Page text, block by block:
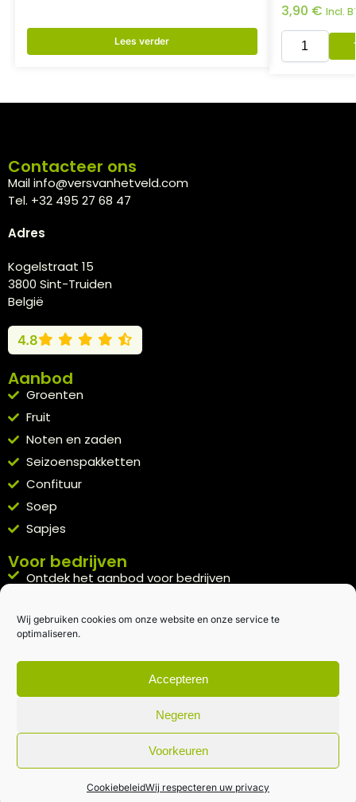
Wij gebruiken cookies om onze website en onze service te
optimaliseren.
Accepteren
Negeren
Voorkeuren
CookiebeleidWij respecteren uw privacy
Lees verder
3,90 € Incl.
Contacteer ons
Mail info@versvanhetveld.com
Tel. +32 495 27 68 47
Adres
Kogelstraat 15
3800 Sint-Truiden
België
4.8
Aanbod
Groenten
Fruit
Noten en zaden
Seizoenspakketten
Confituur
Soep
Sapjes
Voor bedrijven
Ontdek het aanbod voor bedrijven
Kennismakingspakket aanvragen
Blijft op de hoogte
Rechtstreeks van het veld naar je inbox.
Inschrijven nieuwsbrief
Algemene voorwaarden|Privacybeleid| gemaakt met door
creativitijd